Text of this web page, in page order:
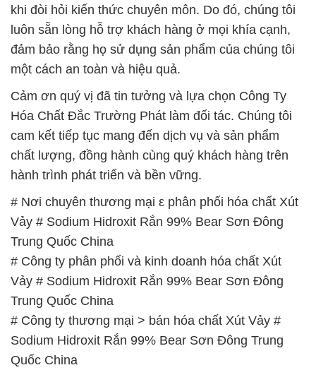
khi đòi hỏi kiến thức chuyên môn. Do đó, chúng tôi
luôn sẵn lòng hỗ trợ khách hàng ở mọi khía cạnh,
đảm bảo rằng họ sử dụng sản phẩm của chúng tôi
một cách an toàn và hiệu quả.
Cảm ơn quý vị đã tin tưởng và lựa chọn Công Ty
Hóa Chất Đắc Trường Phát làm đối tác. Chúng tôi
cam kết tiếp tục mang đến dịch vụ và sản phẩm
chất lượng, đồng hành cùng quý khách hàng trên
hành trình phát triển và bền vững.
# Nơi chuyên thương mại ε phân phối hóa chất Xút
Vảy # Sodium Hidroxit Rắn 99% Bear Sơn Đông
Trung Quốc China
# Công ty phân phối và kinh doanh hóa chất Xút
Vảy # Sodium Hidroxit Rắn 99% Bear Sơn Đông
Trung Quốc China
# Công ty thương mại > bán hóa chất Xút Vảy #
Sodium Hidroxit Rắn 99% Bear Sơn Đông Trung
Quốc China